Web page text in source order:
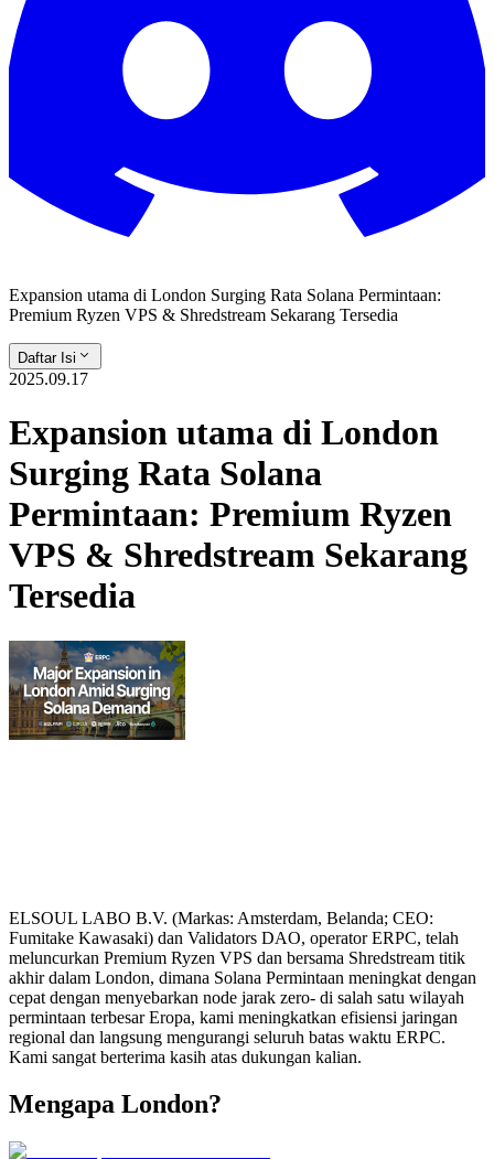
Expansion utama di London Surging Rata Solana Permintaan:
Premium Ryzen VPS & Shredstream Sekarang Tersedia
Daftar Isi
2025.09.17
Expansion utama di London
Surging Rata Solana
Permintaan: Premium Ryzen
VPS & Shredstream Sekarang
Tersedia
ELSOUL LABO B.V. (Markas: Amsterdam, Belanda; CEO:
Fumitake Kawasaki) dan Validators DAO, operator ERPC, telah
meluncurkan Premium Ryzen VPS dan bersama Shredstream titik
akhir dalam London, dimana Solana Permintaan meningkat dengan
cepat dengan menyebarkan node jarak zero- di salah satu wilayah
permintaan terbesar Eropa, kami meningkatkan efisiensi jaringan
regional dan langsung mengurangi seluruh batas waktu ERPC.
Kami sangat berterima kasih atas dukungan kalian.
Mengapa London?